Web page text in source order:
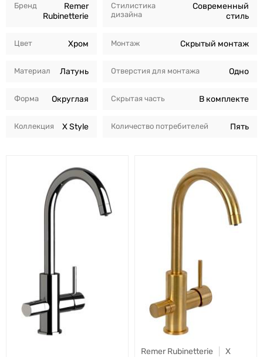
Бренд
Remer
Rubinetterie
Цвет Хром
Материал Латунь
Форма Округлая
Коллекция X Style
Стилистика
дизайна
Современный
стиль
Монтаж Скрытый монтаж
Отверстия для монтажа Одно
Скрытая часть В комплекте
Количество потребителей Пять
Remer Rubinetterie
X